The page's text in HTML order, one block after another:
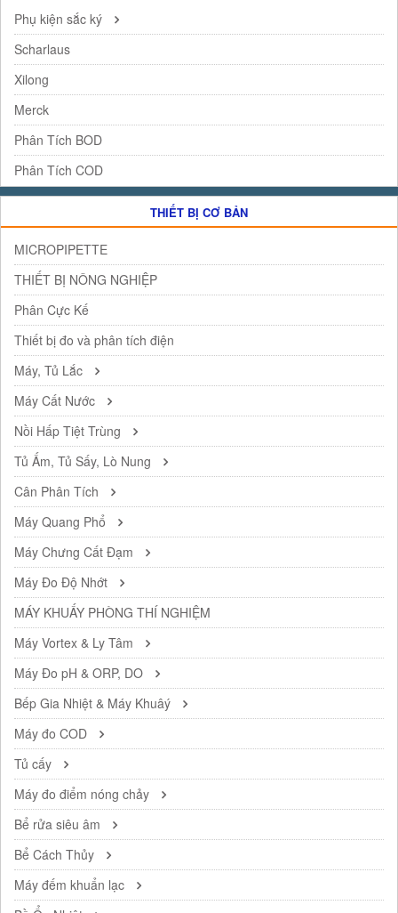
Phụ kiện sắc ký
Scharlaus
Xilong
Merck
Phân Tích BOD
Phân Tích COD
THIẾT BỊ CƠ BẢN
MICROPIPETTE
THIẾT BỊ NÔNG NGHIỆP
Phân Cực Kế
Thiết bị đo và phân tích điện
Máy, Tủ Lắc
Máy Cất Nước
Nồi Hấp Tiệt Trùng
Tủ Ấm, Tủ Sấy, Lò Nung
Cân Phân Tích
Máy Quang Phổ
Máy Chưng Cất Đạm
Máy Đo Độ Nhớt
MÁY KHUẤY PHÒNG THÍ NGHIỆM
Máy Vortex & Ly Tâm
Máy Đo pH & ORP, DO
Bếp Gia Nhiệt & Máy Khuâý
Máy đo COD
Tủ cấy
Máy đo điểm nóng chảy
Bể rửa siêu âm
Bể Cách Thủy
Máy đếm khuẩn lạc